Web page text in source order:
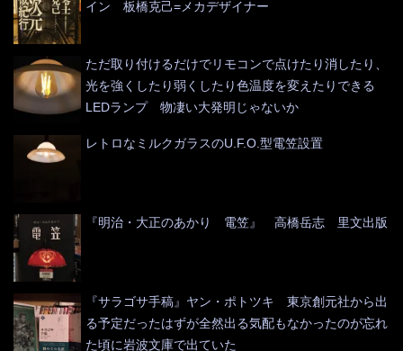
イン 板橋克己=メカデザイナー
ただ取り付けるだけでリモコンで点けたり消したり、
光を強くしたり弱くしたり色温度を変えたりできる
LEDランプ 物凄い大発明じゃないか
レトロなミルクガラスのU.F.O.型電笠設置
『明治・大正のあかり 電笠』 高橋岳志 里文出版
『サラゴサ手稿』ヤン・ポトツキ 東京創元社から出
る予定だったはずが全然出る気配もなかったのが忘れ
た頃に岩波文庫で出ていた